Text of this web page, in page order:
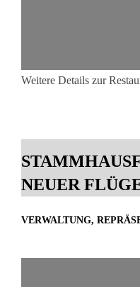
Weitere Details zur
NEUER
VERWALTUNG,